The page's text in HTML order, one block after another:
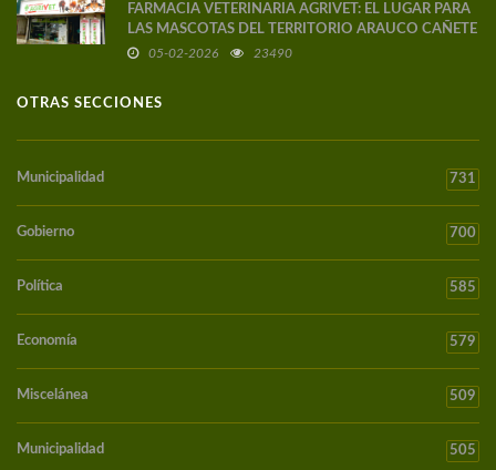
FARMACIA VETERINARIA AGRIVET: EL LUGAR PARA
LAS MASCOTAS DEL TERRITORIO ARAUCO CAÑETE
05-02-2026 23490
OTRAS SECCIONES
Municipalidad 731
Gobierno 700
Política 585
Economía 579
Miscelánea 509
Municipalidad 505